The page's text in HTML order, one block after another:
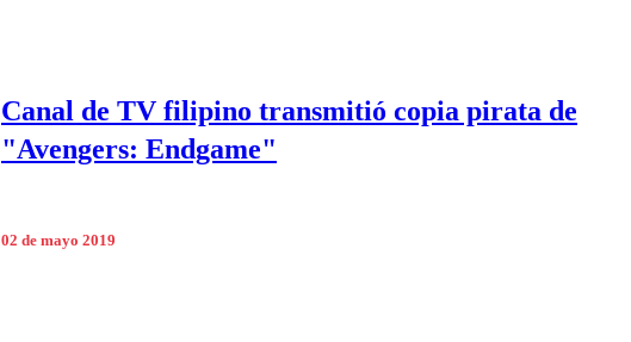
Canal de TV filipino transmitió copia pirata de
"Avengers: Endgame"
02 de mayo 2019